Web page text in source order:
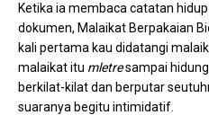
Ketika ia membaca catatan
dokumen, Malaikat Berpakaian
kali pertama kau didatangi
malaikat itu mletresampai
berkilat-kilat dan berputar
suaranya begitu intimidatif.